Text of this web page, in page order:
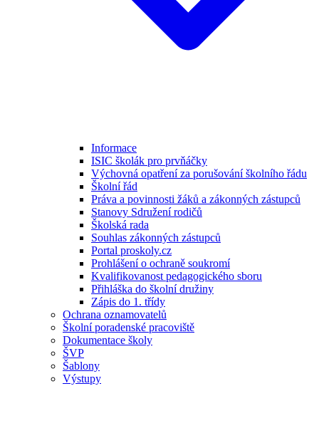
Informace
ISIC školák pro prvňáčky
Výchovná opatření za porušování školního řádu
Školní řád
Práva a povinnosti žáků a zákonných zástupců
Stanovy Sdružení rodičů
Školská rada
Souhlas zákonných zástupců
Portal proskoly.cz
Prohlášení o ochraně soukromí
Kvalifikovanost pedagogického sboru
Přihláška do školní družiny
Zápis do 1. třídy
Ochrana oznamovatelů
Školní poradenské pracoviště
Dokumentace školy
ŠVP
Šablony
Výstupy